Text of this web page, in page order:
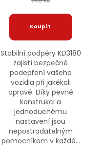
Stabilní podpěry KD3180
zajistí bezpečné
podepření vašeho
vozidla při jakékoli
opravě. Díky pevné
konstrukci a
jednoduchému
nastavení jsou
nepostradatelným
pomocníkem v každé...